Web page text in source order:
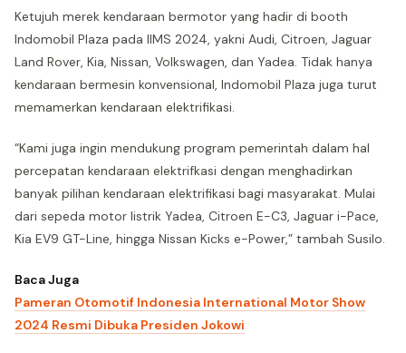
Ketujuh merek kendaraan bermotor yang hadir di booth
Indomobil Plaza pada IIMS 2024, yakni Audi, Citroen, Jaguar
Land Rover, Kia, Nissan, Volkswagen, dan Yadea. Tidak hanya
kendaraan bermesin konvensional, Indomobil Plaza juga turut
memamerkan kendaraan elektrifikasi.
“Kami juga ingin mendukung program pemerintah dalam hal
percepatan kendaraan elektrifkasi dengan menghadirkan
banyak pilihan kendaraan elektrifikasi bagi masyarakat. Mulai
dari sepeda motor listrik Yadea, Citroen E-C3, Jaguar i-Pace,
Kia EV9 GT-Line, hingga Nissan Kicks e-Power,” tambah Susilo.
Baca Juga
Pameran Otomotif Indonesia International Motor Show
2024 Resmi Dibuka Presiden Jokowi